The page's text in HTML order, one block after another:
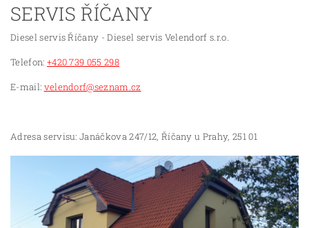
SERVIS ŘÍČANY
Diesel servis Říčany - Diesel servis Velendorf s.r.o.
Telefon: +420 739 055 298
E-mail: velendorf@seznam.cz
Adresa servisu: Janáčkova 247/12, Říčany u Prahy, 251 01